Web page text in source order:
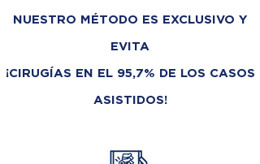
NUESTRO MÉTODO ES EXCLUSIVO Y
EVITA
¡CIRUGÍAS EN EL 95,7% DE LOS CASOS
ASISTIDOS!